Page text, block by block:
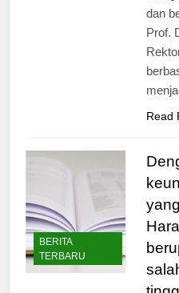
dan
Prof.
BERITA
TERBARU